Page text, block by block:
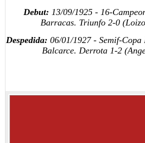
Debut: 13/09/1925 - 16-
Barracas. Triunfo 2-0
Despedida: 06/01/1927 - Semif-Copa
Balcarce. Derrota 1-2